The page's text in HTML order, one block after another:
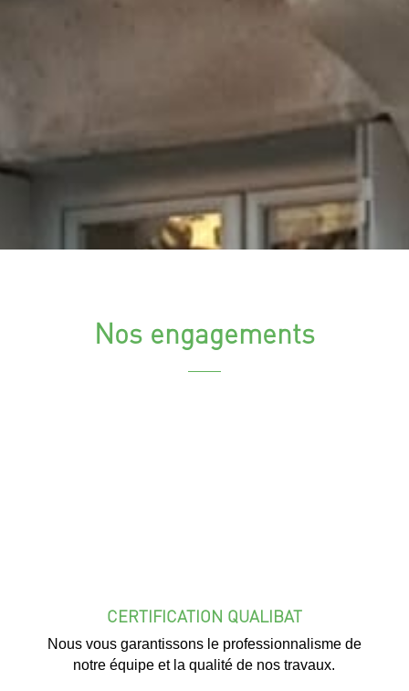
Nos engagements
CERTIFICATION QUALIBAT
Nous vous garantissons le professionnalisme de
notre équipe et la qualité de nos travaux.